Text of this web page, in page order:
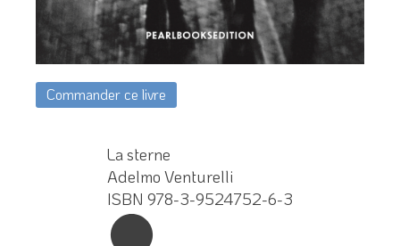
Commander ce livre
La sterne
Adelmo Venturelli
ISBN 978-3-9524752-6-3